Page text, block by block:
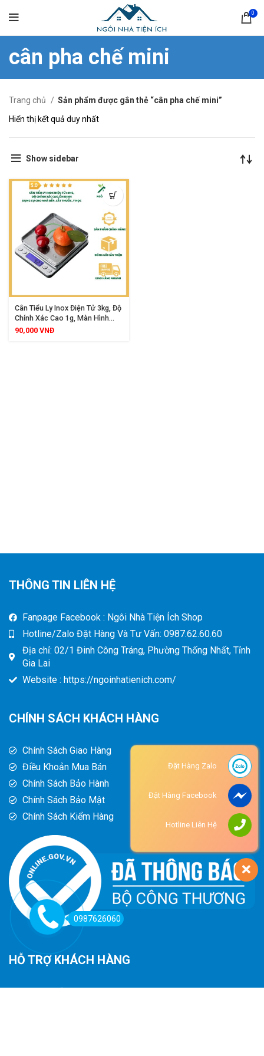
0
cân pha chế mini
Trang chủ
Sản phẩm được gắn thẻ “cân pha chế mini”
Hiển thị kết quả duy nhất
Show sidebar
Cân Tiểu Ly Inox Điện Tử 3kg, Độ
Chính Xác Cao 1g, Màn Hình
LCD, Đa Đơn Vị Đo, Dụng Cụ Nhà
90,000 VNĐ
THÔNG TIN LIÊN HỆ
Fanpage Facebook : Ngôi Nhà Tiện Ích Shop
Hotline/Zalo Đặt Hàng Và Tư Vấn: 0987.62.60.60
Địa chỉ: 02/1 Đinh Công Tráng, Phường Thống Nhất, Tỉnh
Gia Lai
Website : https://ngoinhatienich.com/
CHÍNH SÁCH KHÁCH HÀNG
Chính Sách Giao Hàng
Điều Khoản Mua Bán
Chính Sách Bảo Hành
Chính Sách Bảo Mật
Chính Sách Kiểm Hàng
HỖ TRỢ KHÁCH HÀNG
0987626060
Đặt Hàng Zalo
Đặt Hàng Facebook
Hotline Liên Hệ